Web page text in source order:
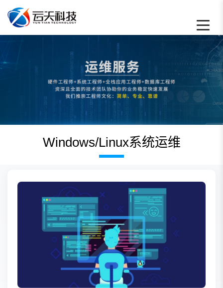
Windows/Linux系统运维 - 云天数据恢复
Windows/Linux系统运维